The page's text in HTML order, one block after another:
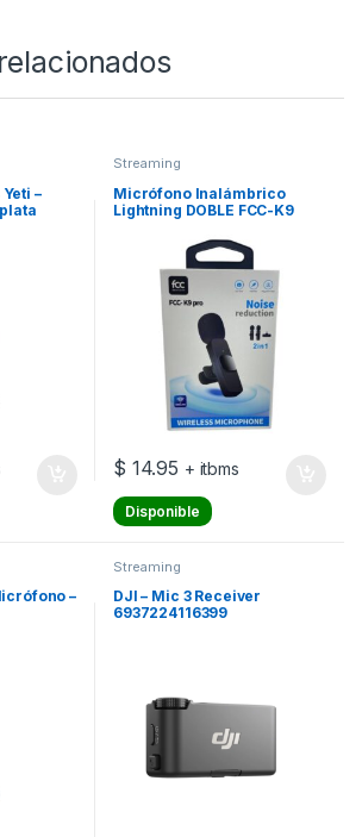
–
Streaming
Micrófono Inalámbrico
Lightning DOBLE FCC-K9
$ 14.95 + itbms
Disponible
–
Streaming
DJI – Mic 3 Receiver
6937224116399